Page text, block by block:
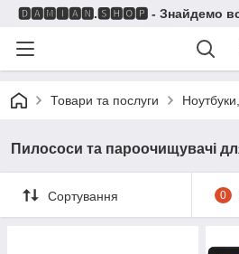
🅳🅰🅼🅸🅰🅽.🆂🅷🅾🅿 - Знайдемо
Товари та послуги
Пилососи та пароочищувачі
Сортування 0